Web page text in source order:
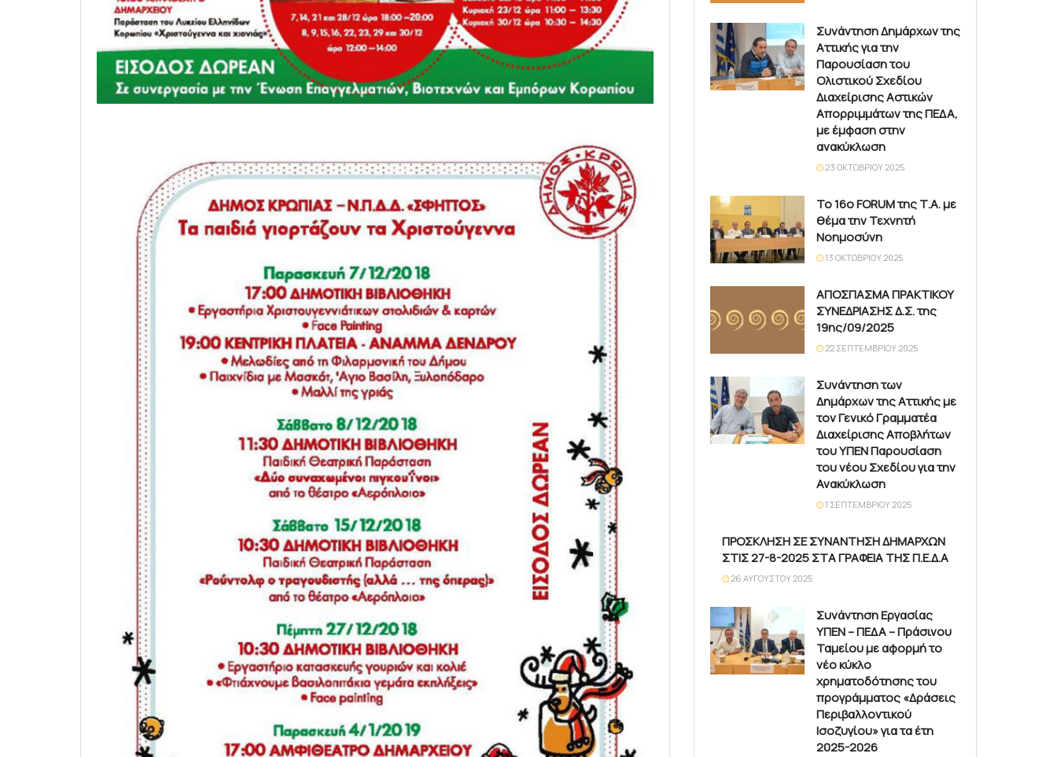
Συνάντηση Δημάρχων της
Αττικής για την
Παρουσίαση του
Ολιστικού Σχεδίου
Διαχείρισης Αστικών
Απορριμμάτων της ΠΕΔΑ,
με έμφαση στην
ανακύκλωση
23 ΟΚΤΩΒΡΊΟΥ 2025
Το 16ο FORUM της Τ.Α. με
θέμα την Τεχνητή
Νοημοσύνη
13 ΟΚΤΩΒΡΊΟΥ 2025
ΑΠΟΣΠΑΣΜΑ ΠΡΑΚΤΙΚΟΥ
ΣΥΝΕΔΡΙΑΣΗΣ Δ.Σ. της
19ης/09/2025
22 ΣΕΠΤΕΜΒΡΊΟΥ 2025
Συνάντηση των
Δημάρχων της Αττικής με
τον Γενικό Γραμματέα
Διαχείρισης Αποβλήτων
του ΥΠΕΝ Παρουσίαση
του νέου Σχεδίου για την
Ανακύκλωση
1 ΣΕΠΤΕΜΒΡΊΟΥ 2025
ΠΡΟΣΚΛΗΣΗ ΣΕ ΣΥΝΑΝΤΗΣΗ ΔΗΜΑΡΧΩΝ
ΣΤΙΣ 27-8-2025 ΣΤΑ ΓΡΑΦΕΙΑ ΤΗΣ Π.Ε.Δ.Α
26 ΑΥΓΟΎΣΤΟΥ 2025
Συνάντηση Εργασίας
ΥΠΕΝ – ΠΕΔΑ – Πράσινου
Ταμείου με αφορμή το
νέο κύκλο
χρηματοδότησης του
προγράμματος «Δράσεις
Περιβαλλοντικού
Ισοζυγίου» για τα έτη
2025-2026